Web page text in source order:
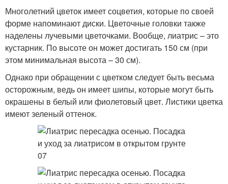
Многолетний цветок имеет соцветия, которые по своей
форме напоминают диски. Цветочные головки также
наделены лучевыми цветочками. Вообще, лиатрис – это
кустарник. По высоте он может достигать 150 см (при
этом минимальная высота – 30 см).
Однако при обращении с цветком следует быть весьма
осторожным, ведь он имеет шипы, которые могут быть
окрашены в белый или фиолетовый цвет. Листики цветка
имеют зеленый оттенок.